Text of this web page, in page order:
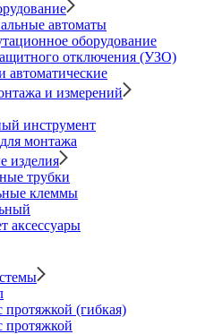
автоматы
оборудование
отключения (УЗО)
автоматические
и измерений
инструмент
монтажа
изделия
трубки
клеммы
аксессуары
(гибкая)